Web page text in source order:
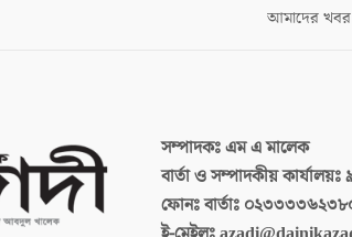
আমাদের খবর
সম্পাদকঃএম এ মালেক
বার্তা ও সম্পাদকীয় কার্যালয়ঃ
ফোনঃ বার্তাঃ